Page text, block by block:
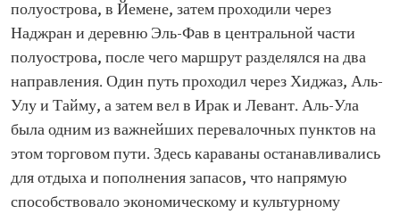
полуострова, в Йемене, затем проходили через
Наджран и деревню Эль-Фав в центральной части
полуострова, после чего маршрут разделялся на два
направления. Один путь проходил через Хиджаз, Аль-
Улу и Тайму, а затем вел в Ирак и Левант. Аль-Ула
была одним из важнейших перевалочных пунктов на
этом торговом пути. Здесь караваны останавливались
для отдыха и пополнения запасов, что напрямую
способствовало экономическому и культурному